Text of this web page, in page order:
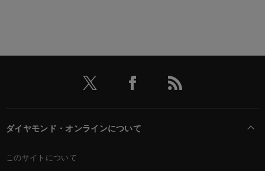
ダイヤモンド・オンラインについて
このサイトについて